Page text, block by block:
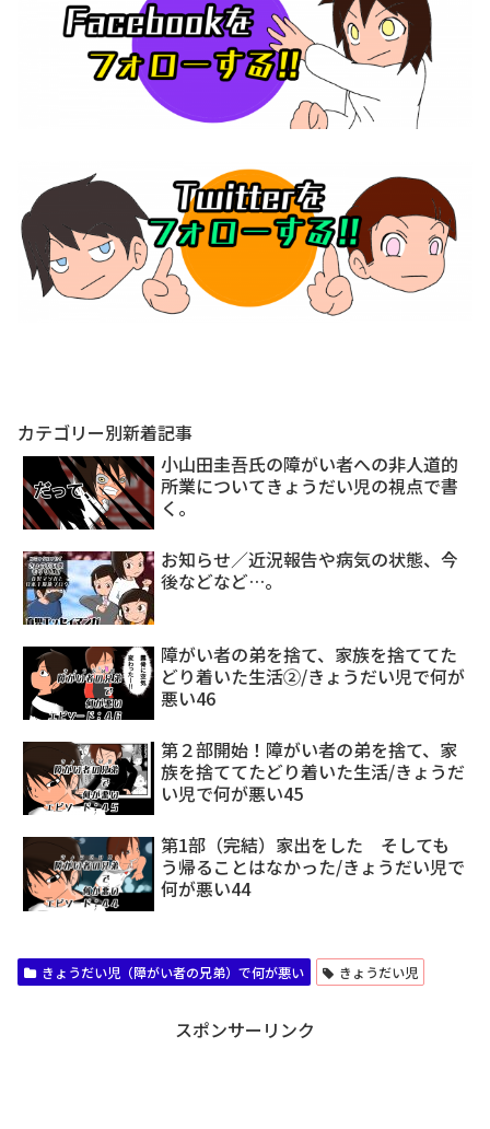
カテゴリー別新着記事
小山田圭吾氏の障がい者への非人道的
所業についてきょうだい児の視点で書
く。
お知らせ／近況報告や病気の状態、今
後などなど…。
障がい者の弟を捨て、家族を捨ててた
どり着いた生活②/きょうだい児で何が
悪い46
第２部開始！障がい者の弟を捨て、家
族を捨ててたどり着いた生活/きょうだ
い児で何が悪い45
第1部（完結）家出をした そしても
う帰ることはなかった/きょうだい児で
何が悪い44
きょうだい児（障がい者の兄弟）で何が悪い きょうだい児
スポンサーリンク